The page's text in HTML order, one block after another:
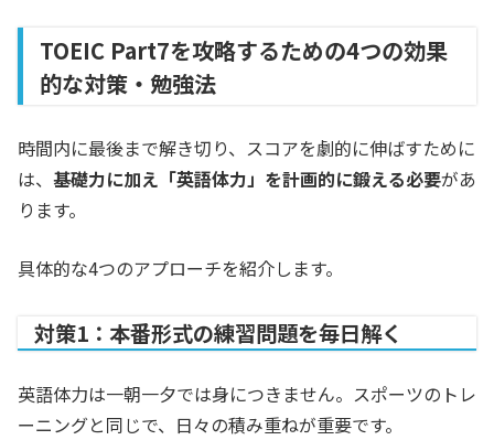
TOEIC Part7を攻略するための4つの効果
的な対策・勉強法
時間内に最後まで解き切り、スコアを劇的に伸ばすために
は、 基礎力に加え「英語体力」を計画的に鍛える必要があ
ります。
具体的な4つのアプローチを紹介します。
対策1：本番形式の練習問題を毎日解く
英語体力は一朝一夕では身につきません。スポーツのトレ
ーニングと同じで、日々の積み重ねが重要です。